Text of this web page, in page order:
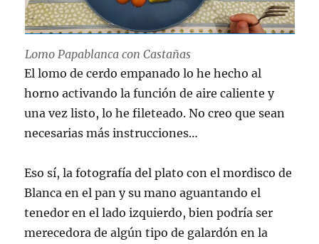
Lomo Papablanca con Castañas
El lomo de cerdo empanado lo he hecho al
horno activando la función de aire caliente y
una vez listo, lo he fileteado. No creo que sean
necesarias más instrucciones…
Eso sí, la fotografía del plato con el mordisco de
Blanca en el pan y su mano aguantando el
tenedor en el lado izquierdo, bien podría ser
merecedora de algún tipo de galardón en la